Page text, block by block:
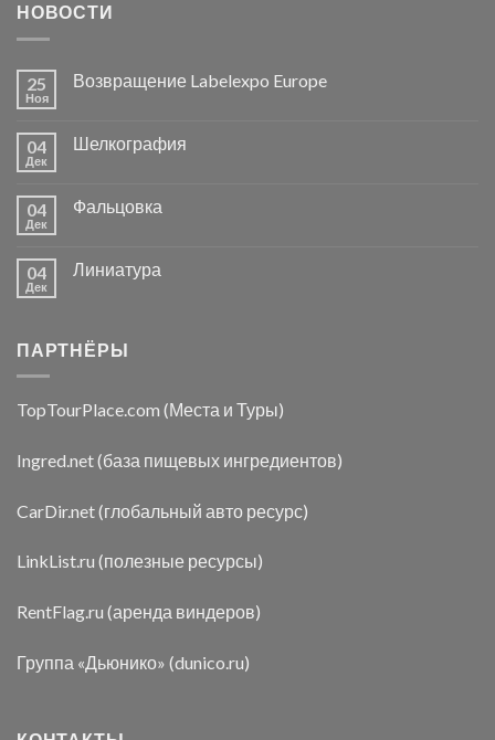
НОВОСТИ
25
Ноя
Возвращение Labelexpo Europe
04
Дек
Шелкография
04
Дек
Фальцовка
04
Дек
Линиатура
ПАРТНЁРЫ
TopTourPlace.com (Места и Туры)
Ingred.net (база пищевых ингредиентов)
CarDir.net (глобальный авто ресурс)
LinkList.ru (полезные ресурсы)
RentFlag.ru (аренда виндеров)
Группа «Дьюнико» (dunico.ru)